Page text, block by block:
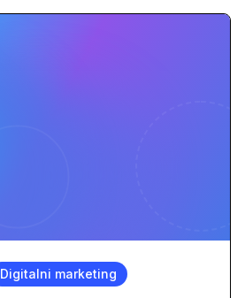
Digitalni marketing